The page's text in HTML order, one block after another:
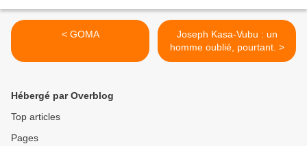
< GOMA
Joseph Kasa-Vubu : un
homme oublié, pourtant. >
Hébergé par Overblog
Top articles
Pages